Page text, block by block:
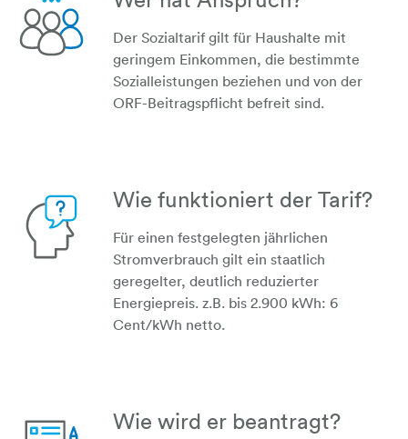
Der Sozialtarif gilt für Haushalte mit
geringem Einkommen, die bestimmte
Sozialleistungen beziehen und von der
ORF-Beitragspflicht befreit sind.
person-frage
Wie funktioniert der Tarif?
Für einen festgelegten jährlichen
Stromverbrauch gilt ein staatlich
geregelter, deutlich reduzierter
Energiepreis. z.B. bis 2.900 kWh: 6
Cent/kWh netto.
Wie wird er beantragt?